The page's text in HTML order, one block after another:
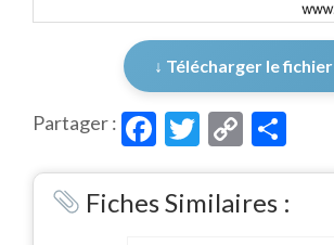
↓ Télécharger le fichier
Partager : Facebook
Twitter
Copy
Link
Fiches Similaires :